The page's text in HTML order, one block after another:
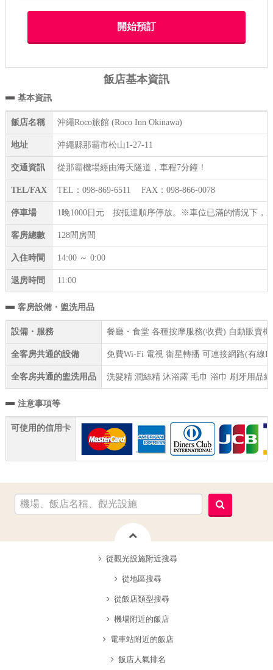
飯店基本資訊
基本資訊
飯店名稱 沖繩Roco旅館 (Roco Inn Okinawa)
地址 沖繩縣那霸市松山1-27-11
交通資訊 從那霸機場經由海天隧道，車程7分鐘！
TEL/FAX TEL：098-869-6511 FAX：098-866-0078
停車場 1晚1000日元 按抵達順序停放。※車位已滿的情況下，
客房總數 128間房間
入住時間 14:00 ～ 0:00
退房時間 11:00
客房設備・盥洗用品
設備・服務 餐廳・食堂 各種按摩服務(收費) 自動販賣
全客房共通的設備 免費Wi-Fi 電視 衛星轉播 可連接網路(有線
全客房共通的盥洗用品 洗髮精 潤絲精 沐浴露 毛巾 浴巾 刷牙用品
注意事項等
可使用的信用卡
從觀光設施附近搜尋
從地區搜尋
從飯店類型搜尋
機場附近的飯店
電車站附近的飯店
飯店人氣排名